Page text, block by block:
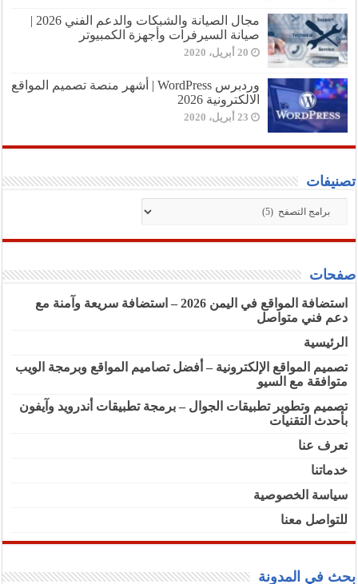
مجال الصيانة والشبكات والدعم الفني 2026 |
صيانة السيرفرات وأجهزة الكمبيوتر
20 أبريل، 2020
وردبرس WordPress | أشهر منصة تصميم المواقع
الالكترونية 2026
23 أبريل، 2020
تصنيفات
تصنيفات
صفحات
استضافة المواقع في اليمن 2026 – استضافة سريعة وآمنة مع
دعم فني متواصل
الرئيسية
تصميم المواقع الإلكترونية – أفضل تصاميم المواقع وبرمجة الويب
متوافقة مع السيو
تصميم وتطوير تطبيقات الجوال – برمجة تطبيقات أندرويد وآيفون
بأحدث التقنيات
تعرف عنا
خدماتنا
سياسة الخصوصية
للتواصل معنا
بحث في المدونة